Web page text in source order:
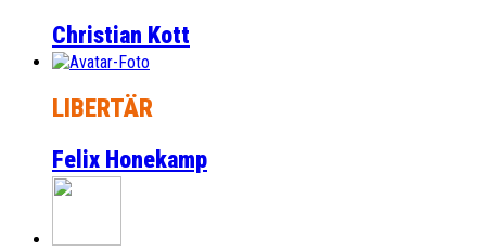
Christian Kott
LIBERTÄR
Felix Honekamp